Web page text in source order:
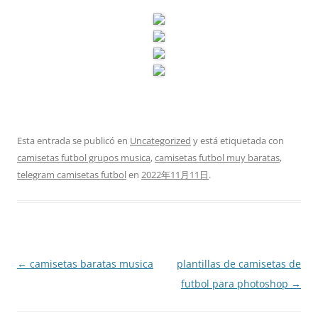
Esta entrada se publicó en Uncategorized y está etiquetada con
camisetas futbol grupos musica,camisetas futbol muy baratas,
telegram camisetas futbolen 2022年11月11日.
Navegación
← camisetas baratas musica
plantillas de camisetas de
futbol para photoshop →